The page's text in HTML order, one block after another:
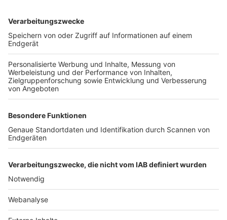
TOP-VEREINE
TOP-PARTNER
Nutzungsbedingungen Datenschutz Impressum